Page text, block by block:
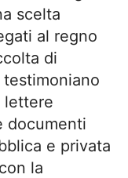
scelta
al regno
di
lettere
documenti
e privata
la